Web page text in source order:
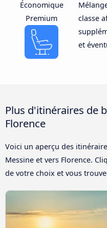
Économique
Premium
classe
et
Plus d'itinéraires de
Florence
Voici un aperçu des
Messine et vers Florence.
de votre choix et vous